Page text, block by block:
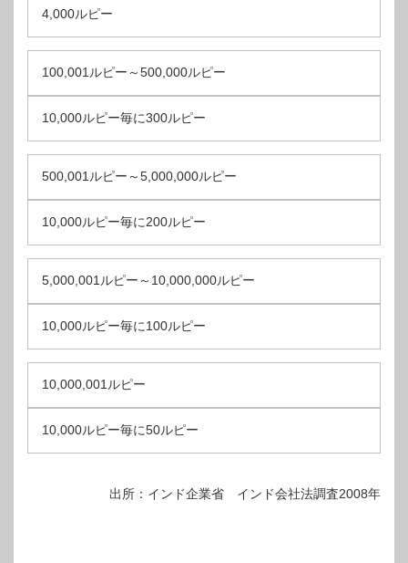
4,000ルピー
100,001ルピー～500,000ルピー
10,000ルピー毎に300ルピー
500,001ルピー～5,000,000ルピー
10,000ルピー毎に200ルピー
5,000,001ルピー～10,000,000ルピー
10,000ルピー毎に100ルピー
10,000,001ルピー
10,000ルピー毎に50ルピー
出所：インド企業省 インド会社法調査2008年